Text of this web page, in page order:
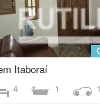
Itaboraí
4 1 1